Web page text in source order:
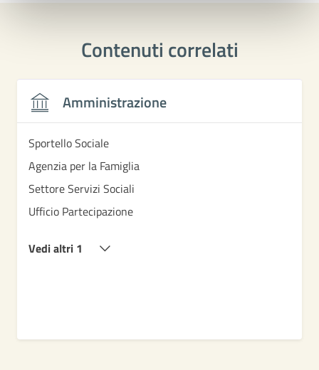
Contenuti correlati
Amministrazione
Sportello Sociale
Agenzia per la Famiglia
Settore Servizi Sociali
Ufficio Partecipazione
Vedi altri 1